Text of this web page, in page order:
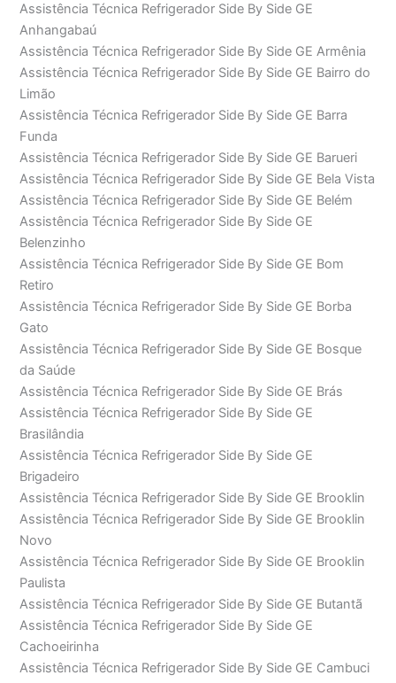
Assistência Técnica Refrigerador Side By Side GE
Anhangabaú
Assistência Técnica Refrigerador Side By Side GE Armênia
Assistência Técnica Refrigerador Side By Side GE Bairro do
Limão
Assistência Técnica Refrigerador Side By Side GE Barra
Funda
Assistência Técnica Refrigerador Side By Side GE Barueri
Assistência Técnica Refrigerador Side By Side GE Bela Vista
Assistência Técnica Refrigerador Side By Side GE Belém
Assistência Técnica Refrigerador Side By Side GE
Belenzinho
Assistência Técnica Refrigerador Side By Side GE Bom
Retiro
Assistência Técnica Refrigerador Side By Side GE Borba
Gato
Assistência Técnica Refrigerador Side By Side GE Bosque
da Saúde
Assistência Técnica Refrigerador Side By Side GE Brás
Assistência Técnica Refrigerador Side By Side GE
Brasilândia
Assistência Técnica Refrigerador Side By Side GE
Brigadeiro
Assistência Técnica Refrigerador Side By Side GE Brooklin
Assistência Técnica Refrigerador Side By Side GE Brooklin
Novo
Assistência Técnica Refrigerador Side By Side GE Brooklin
Paulista
Assistência Técnica Refrigerador Side By Side GE Butantã
Assistência Técnica Refrigerador Side By Side GE
Cachoeirinha
Assistência Técnica Refrigerador Side By Side GE Cambuci